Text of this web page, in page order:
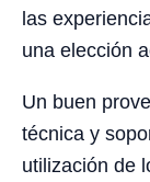
las
una elección
Un buen
técnica y
utilización de